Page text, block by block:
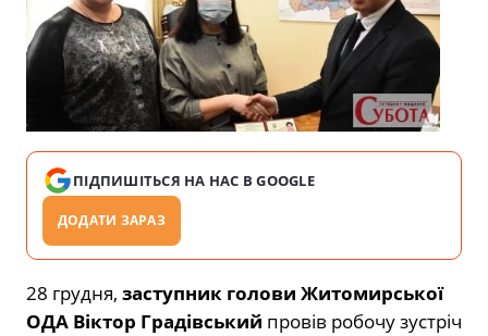
ПІДПИШІТЬСЯ НА НАС В GOOGLE
ДОДАТИ ЗАРАЗ
28 грудня, заступник голови Житомирської
ОДА Віктор Градівський провів робочу зустріч